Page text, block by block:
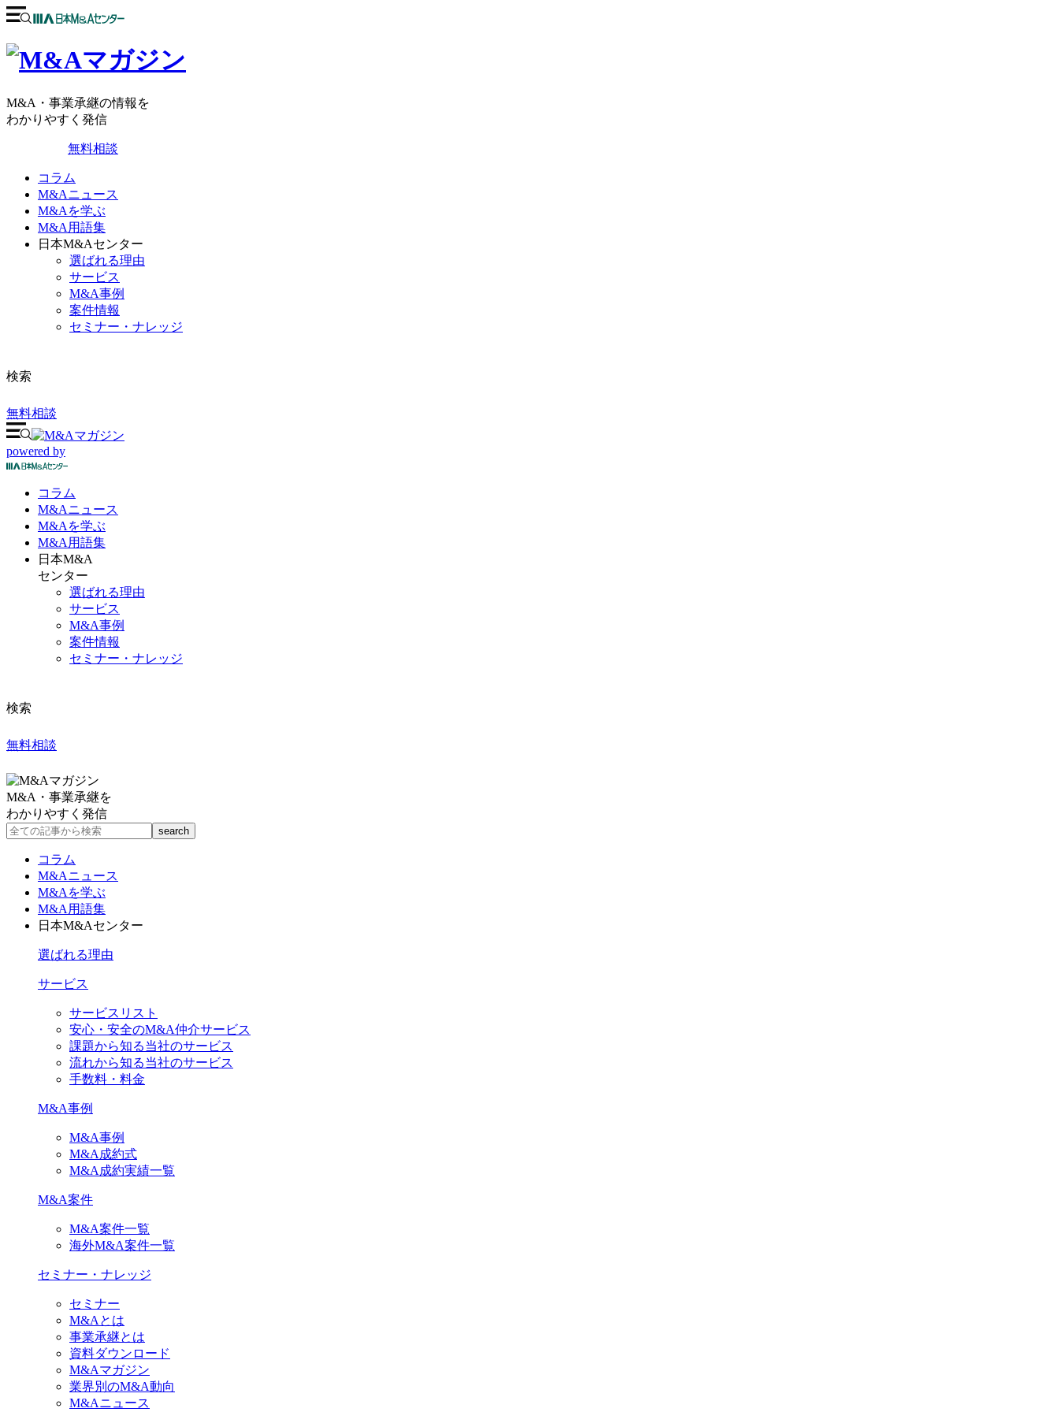
M&A・事業承継の情報を
わかりやすく発信
無料相談
コラム
M&Aニュース
M&Aを学ぶ
M&A用語集
日本M&Aセンター
選ばれる理由
サービス
M&A事例
案件情報
セミナー・ナレッジ
検索
無料相談
powered by
コラム
M&Aニュース
M&Aを学ぶ
M&A 用語集
日本M&A
センター
選ばれる理由
サービス
M&A事例
案件情報
セミナー・ナレッジ
検索
無料相談
M&A・事業承継を
わかりやすく発信
コラム
M&Aニュース
M&Aを学ぶ
M&A用語集
日本M&Aセンター
選ばれる理由
サービス
サービスリスト
安心・安全のM&A仲介サービス
課題から知る当社のサービス
流れから知る当社のサービス
手数料・料金
M&A事例
M&A事例
M&A成約式
M&A成約実績一覧
M&A案件
M&A案件一覧
海外M&A案件一覧
セミナー・ナレッジ
セミナー
M&Aとは
事業承継とは
資料ダウンロード
M&Aマガジン
業界別のM&A動向
M&Aニュース